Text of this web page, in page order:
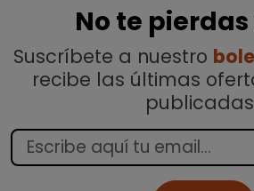
No te
Suscríbete a nuestro
recibe las últimas
publicadas